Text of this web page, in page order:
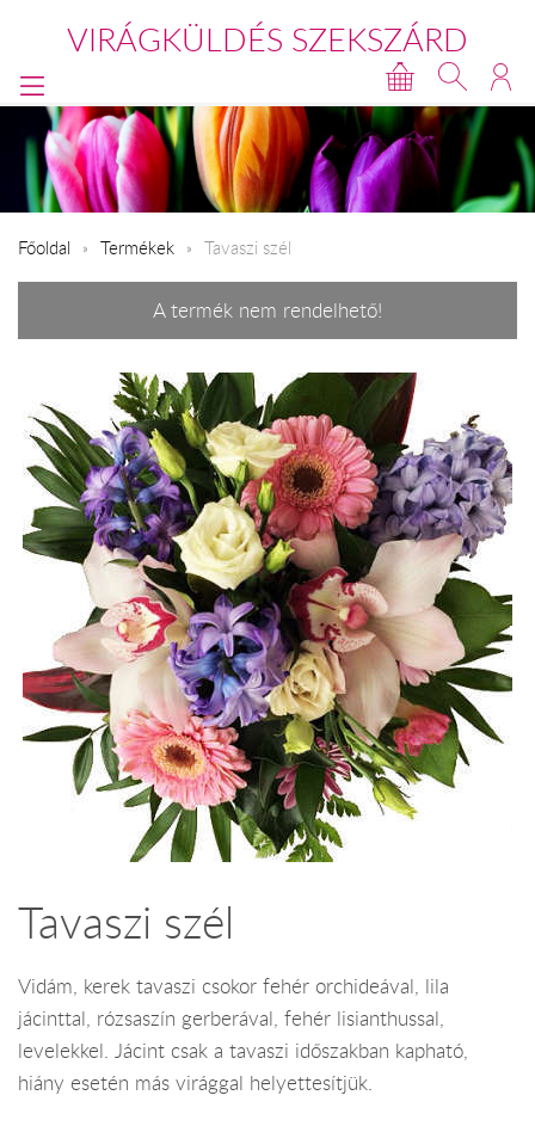
VIRÁGKÜLDÉS SZEKSZÁRD
Főoldal Termékek Tavaszi szél
A termék nem rendelhető!
Tavaszi szél
Vidám, kerek tavaszi csokor fehér orchideával, lila
jácinttal, rózsaszín gerberával, fehér lisianthussal,
levelekkel. Jácint csak a tavaszi időszakban kapható,
hiány esetén más virággal helyettesítjük.